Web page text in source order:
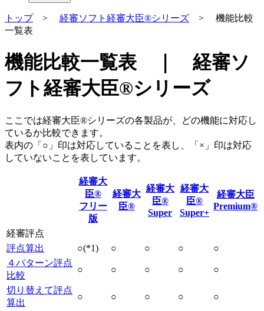
トップ> 経審ソフト経審大臣®シリーズ > 機能比較
一覧表
機能比較一覧表 ｜ 経審ソ
フト経審大臣®シリーズ
ここでは経審大臣®シリーズの各製品が、どの機能に対応し
ているか比較できます。
表内の「○」印は対応していることを表し、「×」印は対応
していないことを表しています。
経審大
臣®
フリー
版
経審大
臣®
経審大
臣®
Super
経審大
臣®
Super+
経審大臣
Premium®
経審評点
評点算出
○(*1) ○ ○ ○
○
４パターン評点
比較
○ ○ ○ ○ ○
切り替えて評点
算出
○ ○ ○ ○ ○